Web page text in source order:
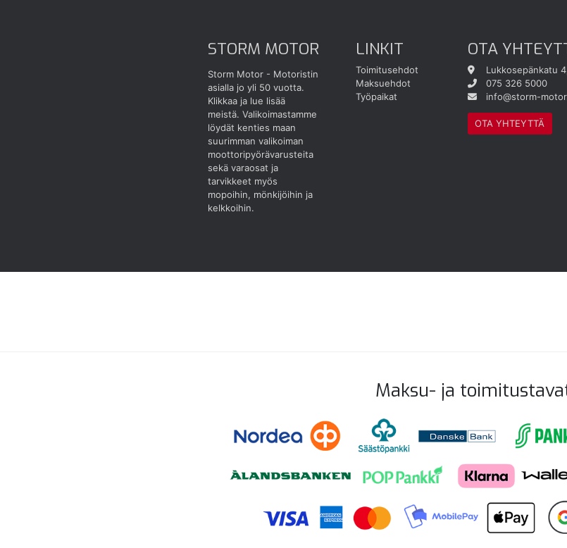
STORM MOTOR
Storm Motor - Motoristin
asialla jo yli 50 vuotta.
Klikkaa ja lue lisää
meistä. Valikoimastamme
löydät kenties maan
suurimman valikoiman
moottoripyörävarusteita
sekä varaosat ja
tarvikkeet myös
mopoihin, mönkijöihin ja
kelkkoihin.
LINKIT
Toimitusehdot
Maksuehdot
Työpaikat
OTA
Lukkosepänkatu
075 326 5000
info@storm-
OTA YHTEYTTÄ
Maksu- ja